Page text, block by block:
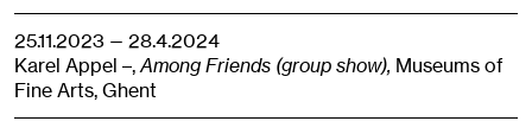
25.11.2023 — 28.4.2024
Karel Appel –,Among Friends (group show), Museums of
Fine Arts,Ghent